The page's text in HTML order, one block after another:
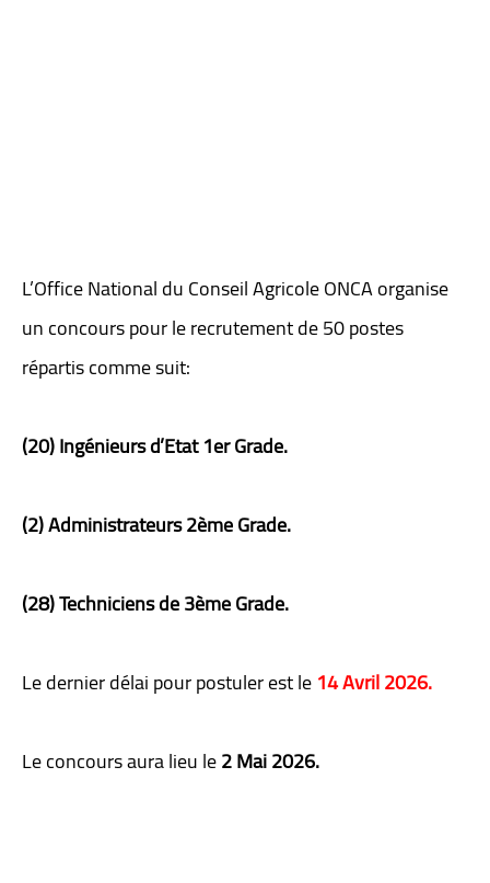
L’Office National du Conseil Agricole ONCA organise
un concours pour le recrutement de 50 postes
répartis comme suit:
(20) Ingénieurs d’Etat 1er Grade.
(2) Administrateurs 2ème Grade.
(28) Techniciens de 3ème Grade.
Le dernier délai pour postuler est le14 Avril 2026.
Le concours aura lieu le2 Mai 2026.